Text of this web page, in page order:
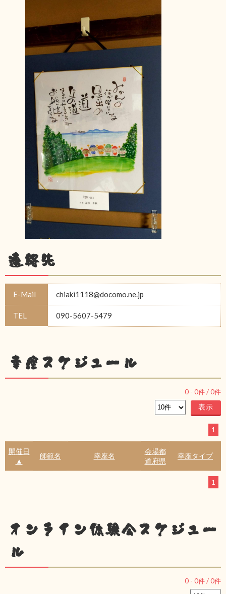
連絡先
E-Mail chiaki1118@docomo.ne.jp
TEL 090-5607-5479
幸座スケジュール
0 - 0件 /0件
1
開催日
▲
師範名 幸座名
会場都
道府県
幸座タイプ
1
オンライン体験会スケジュー
ル
0 - 0件 /0件